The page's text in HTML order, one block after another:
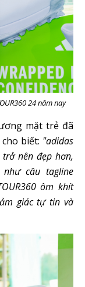
24 năm nay
mặt trẻ đã
biết: "adidas
nên đẹp hơn,
câu tagline
ôm khít
giác tự tin và